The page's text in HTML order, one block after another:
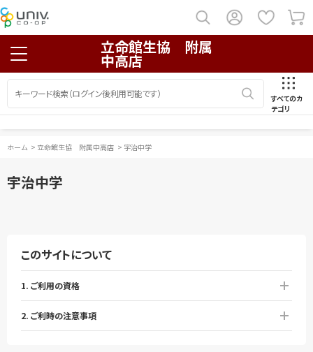
立命館生協 附属
中高店
すべてのカ
テゴリ
ホーム > 立命館生協 附属中高店 > 宇治中学
宇治中学
このサイトについて
1. ご利用の資格
2. ご利時の注意事項